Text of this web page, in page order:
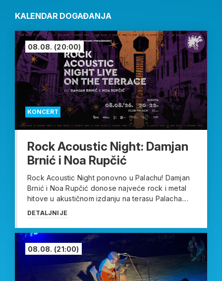
KALENDAR DOGAĐANJA
KONCERT
08.08. (20:00)
Rock Acoustic Night: Damjan
Brnić i Noa Rupčić
Rock Acoustic Night ponovno u Palachu! Damjan
Brnić i Noa Rupčić donose najveće rock i metal
hitove u akustičnom izdanju na terasu Palacha....
DETALJNIJE
08.08. (21:00)